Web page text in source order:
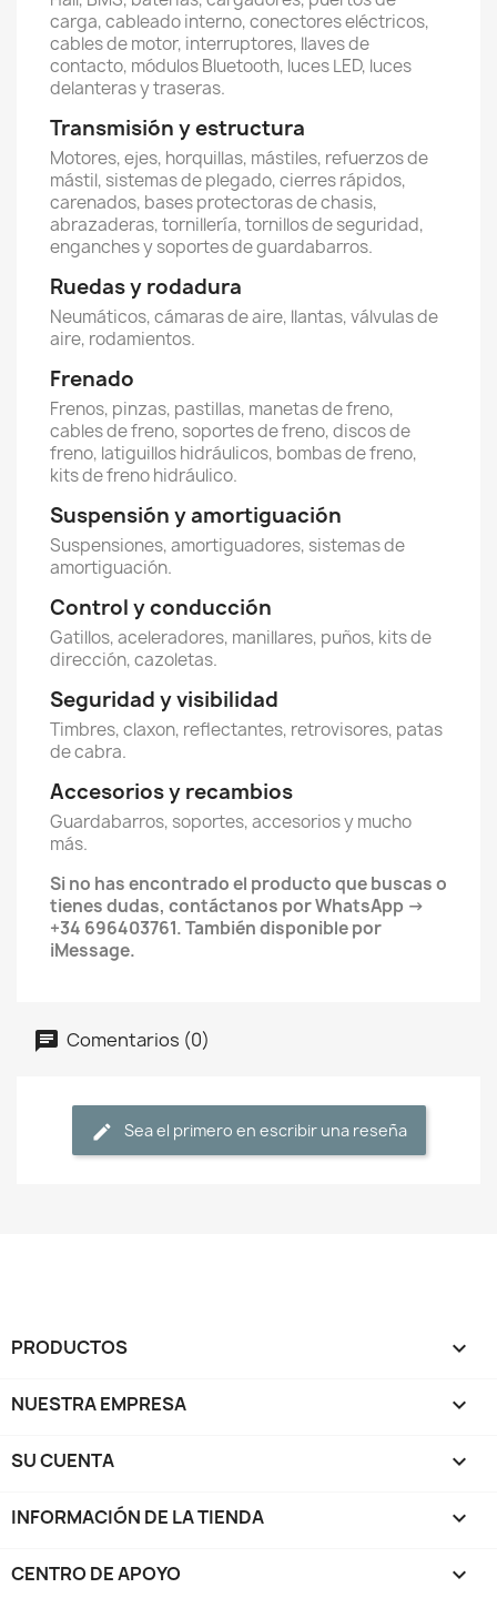
carga, cableado interno, conectores eléctricos,
cables de motor, interruptores, llaves de
contacto, módulos Bluetooth, luces LED, luces
delanteras y traseras.
Transmisión y estructura
Motores, ejes, horquillas, mástiles, refuerzos de
mástil, sistemas de plegado, cierres rápidos,
carenados, bases protectoras de chasis,
abrazaderas, tornillería, tornillos de seguridad,
enganches y soportes de guardabarros.
Ruedas y rodadura
Neumáticos, cámaras de aire, llantas, válvulas de
aire, rodamientos.
Frenado
Frenos, pinzas, pastillas, manetas de freno,
cables de freno, soportes de freno, discos de
freno, latiguillos hidráulicos, bombas de freno,
kits de freno hidráulico.
Suspensión y amortiguación
Suspensiones, amortiguadores, sistemas de
amortiguación.
Control y conducción
Gatillos, aceleradores, manillares, puños, kits de
dirección, cazoletas.
Seguridad y visibilidad
Timbres, claxon, reflectantes, retrovisores, patas
de cabra.
Accesorios y recambios
Guardabarros, soportes, accesorios y mucho
más.
Si no has encontrado el producto que buscas o
tienes dudas, contáctanos por WhatsApp →
+34 696403761. También disponible por
iMessage.
Comentarios (0)
Sea el primero en escribir una reseña
PRODUCTOS 
NUESTRA EMPRESA 
SU CUENTA 
INFORMACIÓN DE LA TIENDA keyboard_arrow_down
CENTRO DE APOYO 